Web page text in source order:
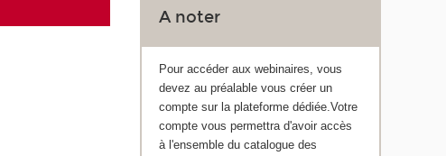
A noter
Pour accéder aux webinaires, vous
devez au préalable vous créer un
compte sur la plateforme dédiée.Votre
compte vous permettra d'avoir accès
à l'ensemble du catalogue des